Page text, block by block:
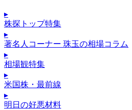
▸
株探トップ特集
▸
著名人コーナー 珠玉の相場コラム
▸
相場観特集
▸
米国株・最前線
▸
明日の好悪材料